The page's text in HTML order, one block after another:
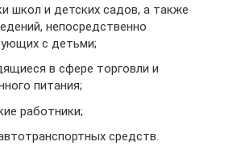
школ и детских садов, а также
непосредственно
с детьми;
в сфере торговли и
питания;
работники;
средств.